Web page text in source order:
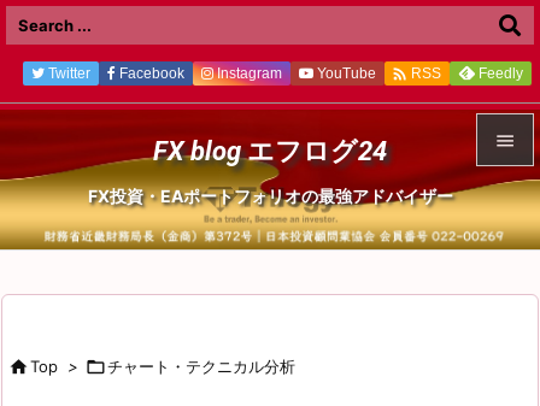



Twitter Facebook Instagram YouTube  RSS Feedly
FX blog エフログ24
FX投資・EAポートフォリオの最強アドバイザー
Top > チャート・テクニカル分析